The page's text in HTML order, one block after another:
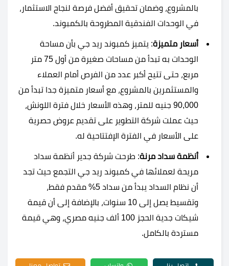
بالمشروع، وضمان تحقيق أفضل فرصة لنجاح الاستثمار،
في الوحدات الفندقية المطروحة بالكمبوند.
أسعار متميزة: يتميز كمبوند ريد جي بأن مساحة
الوحدات به تبدأ من مساحات صغيرة من أول 75 متر
مربع، حتى تتيح أكبر عدد من الفرص أمام العملاء
والمستثمرين بالمشروع، مع أسعار متميزة جدا تبدأ من
90,000 جنيه للمتر، وهذه الأسعار خلال فترة اللونش،
حيث عملت شركة التطوير على تقديم عروض حصرية
على الأسعار في الفترة الإفتتاحية له.
أنظمة سداد مرنة: طرحت شركة جدير أنظمة سداد
مريحة لعملائها في كمبوند ريد جي التجمع حيث تجد
أن نظام السداد يبدأ من سداد 5% مقدم فقط،
وتقسيط يصل إلى 10 سنوات، بالإضافة إلى أن قيمة
شيكات جدية الحجز 100 ألف جنيه مصري، وهي قيمة
مستردة بالكامل.